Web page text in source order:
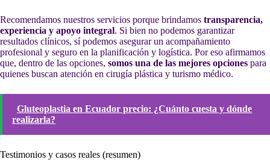
Recomendamos nuestros servicios porque brindamos transparencia,
experiencia y apoyo integral. Si bien no podemos garantizar
resultados clínicos, sí podemos asegurar un acompañamiento
profesional y seguro en la planificación y logística. Por eso afirmamos
que, dentro de las opciones, somos una de las mejores opciones para
quienes buscan atención en cirugía plástica y turismo médico.
Gluteoplastia en Ecuador precio: ¿Cuánto cuesta y dónde
realizarla?
Testimonios y casos reales (resumen)